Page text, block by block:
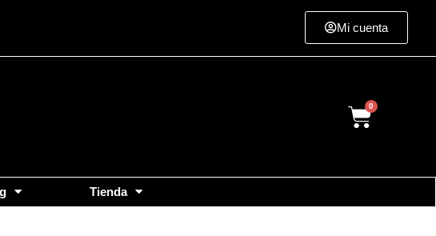
Mi cuenta
Cart
Tienda